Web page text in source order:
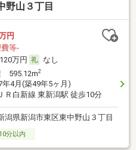
野山３丁目
円
等-
120万円
なし
595.12m2
年4月(築49年5ヶ月)
ＪＲ白新線 東新潟駅 徒歩10分
潟県新潟市東区東中野山３丁目
分以内